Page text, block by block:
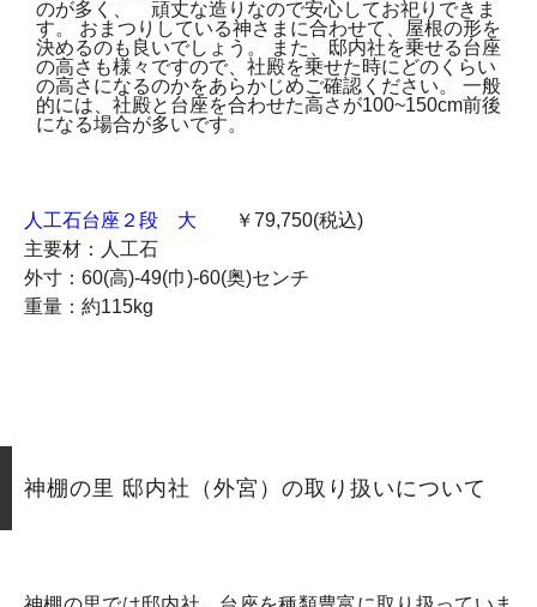
人工石台座２段 大 ￥79,750(税込)
主要材：人工石
外寸：60(高)-49(巾)-60(奥)センチ
重量：約115kg
神棚の里 邸内社（外宮）の取り扱いについて